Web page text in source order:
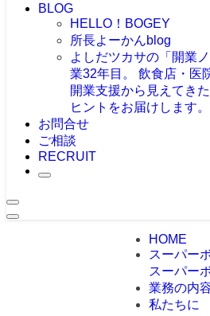
BLOG
HELLO！BOGEY
所長よーかんblog
よしだツカサの「開業ノ
業32年目。 飲食店・医
開業支援から見えてき
ヒントをお届けします。
お問合せ
ご相談
RECRUIT
HOME
スーパー
スーパー
業務の内
私たちに